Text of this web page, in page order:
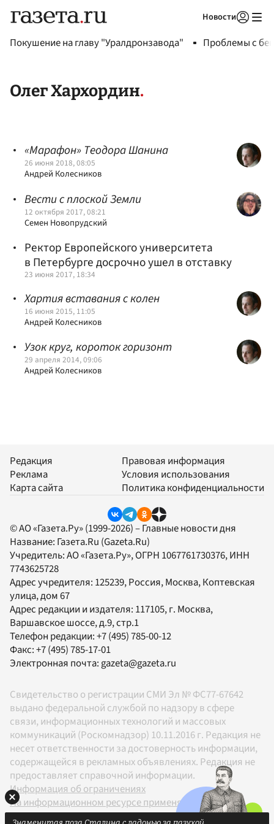
Новости
Покушение на главу "Уралдронзавода" Проблемы с
Олег Хархордин
«Марафон» Теодора Шанина
26 июня 2018, 08:05
Андрей Колесников
Вести с плоской Земли
12 октября 2017, 08:21
Семен Новопрудский
Ректор Европейского университета
в Петербурге досрочно ушел в отставку
23 июня 2017, 18:34
Хартия вставания с колен
16 июня 2015, 11:05
Андрей Колесников
Узок круг, короток горизонт
29 апреля 2014, 09:06
Андрей Колесников
Редакция
Реклама
Карта сайта
Правовая информация
Условия использования
Политика конфиденциальности
© АО «Газета.Ру» (1999-2026) – Главные новости дня
Название: Газета.Ru (Gazeta.Ru)
Учредитель:АО «Газета.Ру», ОГРН 1067761730376, ИНН
7743625728
Адрес учредителя: 125239, Россия, Москва, Коптевская
улица, дом 67
Адрес редакции и издателя: 117105, г. Москва,
Варшавское шоссе, д.9, стр.1
Телефон редакции:+7 (495) 785-00-12
Факс:+7 (495) 785-17-01
Электронная почта:gazeta@gazeta.ru
Свидетельство о регистрации СМИ Эл № ФС77-67642
выдано федеральной службой по надзору в сфере
связи, информационных технологий и массовых
коммуникаций (Роскомнадзор) 10.11.2016 г. Редакция не
несет ответственности за достоверность информации,
содержащейся в рекламных объявлениях. Редакция не
предоставляет справочной информации.
Информация об ограничениях
На информационном ресурсе применяются
рекомендательные технологии в соответствии с